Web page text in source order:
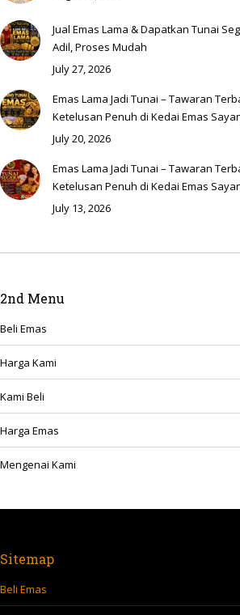
Jual Emas Lama & Dapatkan Tunai
Adil, Proses Mudah
July 27, 2026
Emas Lama Jadi Tunai – Tawaran
Ketelusan Penuh di Kedai Emas
July 20, 2026
Emas Lama Jadi Tunai – Tawaran
Ketelusan Penuh di Kedai Emas
July 13, 2026
2nd Menu
Beli Emas
Harga Kami
Kami Beli
Harga Emas
Mengenai Kami
Sitemap
Beli Emas